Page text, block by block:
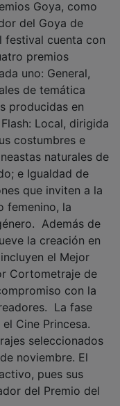
del Goya de
cuenta con
premios
uno: General,
de temática
producidas en
Local, dirigida
costumbres e
naturales de
e Igualdad de
que inviten a la
femenino, la
Además de
la creación en
el Mejor
Cortometraje de
con la
La fase
Cine Princesa.
seleccionados
noviembre. El
pues sus
del Premio del